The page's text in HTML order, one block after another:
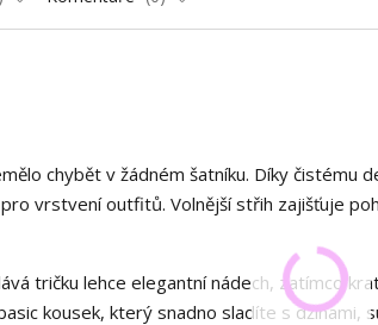
chybět v žádném šatníku. Díky čistému
vrstvení outfitů. Volnější střih zajišťuje
tričku lehce elegantní nádech, zatímco
kousek, který snadno sladíte s džínami,